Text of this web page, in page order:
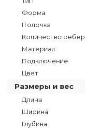
Форма
Полочка
Количество ребер
Материал
Подключение
Цвет
Размеры и вес
Длина
Ширина
Глубина